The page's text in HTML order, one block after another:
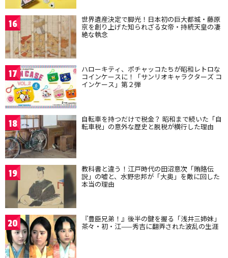
16 世界遺産決定で脚光！日本初の巨大都城・藤原
京を創り上げた知られざる女帝・持統天皇の凄
絶な執念
17 ハローキティ、ポチャッコたちが昭和レトロな
コインケースに！「サンリオキャラクターズ コ
インケース」第２弾
18 自転車を持つだけで税金？ 昭和まで続いた「自
転車税」の意外な歴史と脱税が横行した理由
19 教科書と違う！江戸時代の田沼意次「賄賂伝
説」の嘘と、水野忠邦が「大奥」を敵に回した
本当の理由
20 『豊臣兄弟！』後半の鍵を握る「浅井三姉妹」
茶々・初・江——秀吉に翻弄された波乱の生涯